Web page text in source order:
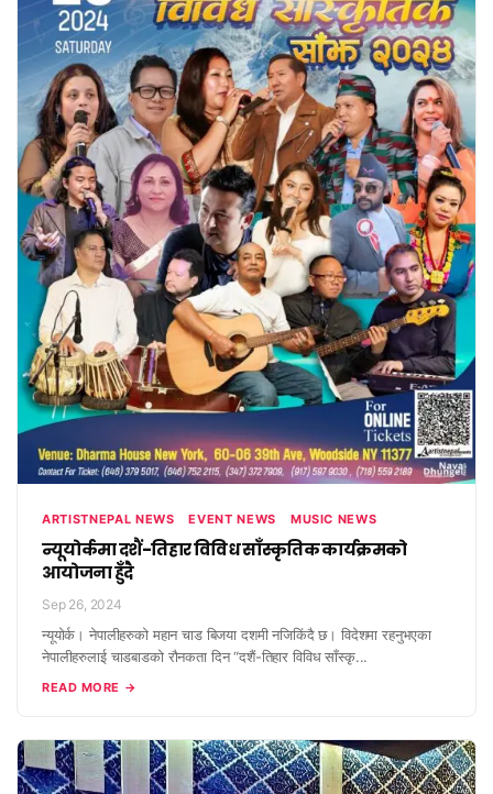
ARTISTNEPAL NEWS EVENT NEWS MUSIC NEWS
न्यूयोर्कमा दशैं-तिहार विविध साँस्कृतिक कार्यक्रमको
आयोजना हुँदै
Sep 26, 2024
न्यूयोर्क। नेपालीहरुको महान चाड बिजया दशमी नजिकिंदै छ। विदेशमा रहनुभएका
नेपालीहरुलाई चाडबाडको रौनकता दिन “दशैं-तिहार विविध साँस्कृ...
READ MORE →